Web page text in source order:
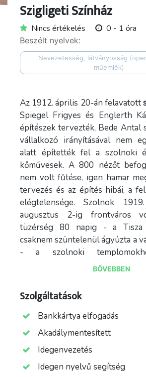
Szigligeti Színház
Nincs értékelés 0 - 1 óra
Beszélt nyelvek:
Nevezetesség, látványosság
műemlék)
Az 1912. április 20-án felavatott
Spiegel Frigyes és Englerth
építészek tervezték, Bede Antal
vállalkozó irányításával nem
alatt építették fel a szolnoki
kőművesek. A 800 nézőt
nem volt fűtése, igen hamar
tervezés és az építés hibái, a
elégtelensége. Szolnok
augusztus 2-ig frontváros
tüzérség 80 napig - a Tisza
csaknem szüntelenül ágyúzta a
- a szolnoki
középületekhez hasonlóan -
károkat az 1920-as évek
megszüntették, de az épület
nem tudták megállítani. 1926-
megkezdték a Thália
rekonstrukcióját. 1927-ben
a színházépületet. Ennek az
egyetlen érdeme volt, hogy
BŐVEBBEN
Szolgáltatások
Bankkártya elfogadás
Akadálymentesített
Idegenvezetés
Idegen nyelvű segítség